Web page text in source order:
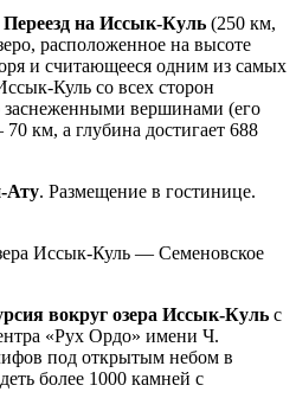
Переезд на Иссык-Куль (250 км,
расположенное на высоте
и считающееся одним из самых
Куль со всех сторон
заснеженными вершинами (его
км, а глубина достигает 688
Ату. Размещение в гостинице.
Иссык-Куль — Семеновское
вокруг озера Иссык-Куль с
«Рух Ордо» имени Ч.
под открытым небом в
более 1000 камней с